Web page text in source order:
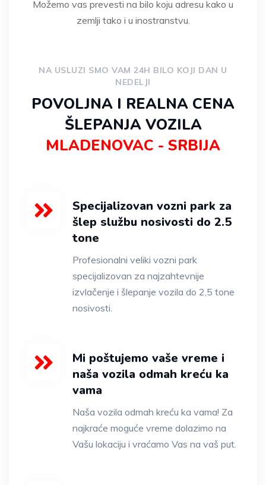
Možemo vas prevesti na bilo koju adresu kako u
zemlji tako i u inostranstvu.
NA USLUZI SMO VAM 24H BILO KOJI DAN U
NEDELJI
POVOLJNA I REALNA CENA
ŠLEPANJA VOZILA
MLADENOVAC - SRBIJA
Specijalizovan vozni park za
šlep službu nosivosti do 2.5
tone
Profesionalni veliki vozni park
specijalizovan za najzahtevnije
izvlačenje i šlepanje vozila do 2,5 tone
nosivosti.
Mi poštujemo vaše vreme i
naša vozila odmah kreću ka
vama
Naša vozila odmah kreću ka vama! Za
najkraće moguće vreme dolazimo na
Vašu lokaciju i vraćamo Vas na vaš put.